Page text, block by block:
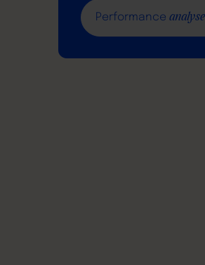
Performance analyse